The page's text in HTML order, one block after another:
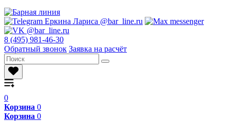
8 (495) 981-46-30
Обратный звонок Заявка на расчёт
0
Корзина 0
Корзина 0